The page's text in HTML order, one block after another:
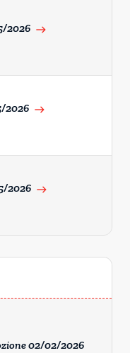
2026 east
2026 east
2026 east
02/02/2026